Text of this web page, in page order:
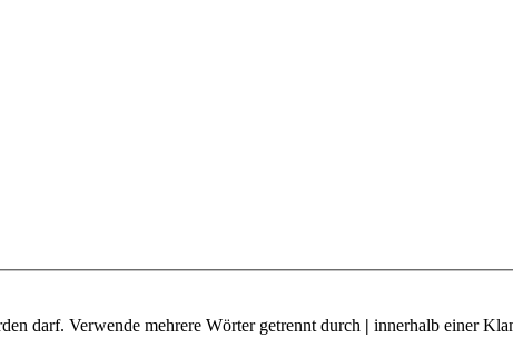
darf. Verwende mehrere Wörter getrennt durch | innerhalb einer